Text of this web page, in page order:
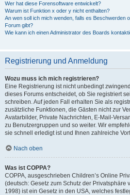
Wer hat diese Forensoftware entwickelt?
Warum ist Funktion x oder y nicht enthalten?
An wen soll ich mich wenden, falls es Beschwerden
Forum gibt?
Wie kann ich einen Administrator des Boards
Registrierung und Anmeldung
Wozu muss ich mich registrieren?
Eine Registrierung ist nicht unbedingt
dieses Forums entscheidet, ob Sie registriert
schreiben. Auf jeden Fall erhalten Sie als
zusätzliche Funktionen, die Gästen nicht zur
Avatarbilder, Private Nachrichten, E-Mail-
zu Benutzergruppen und so weiter. Wir
sie schnell erledigt ist und Ihnen zahlreiche
Nach oben
Was ist COPPA?
COPPA, ausgeschrieben Children’s Online
(deutsch: Gesetz zum Schutz der Privatsphäre
1998) ist ein Gesetz in den USA, welches